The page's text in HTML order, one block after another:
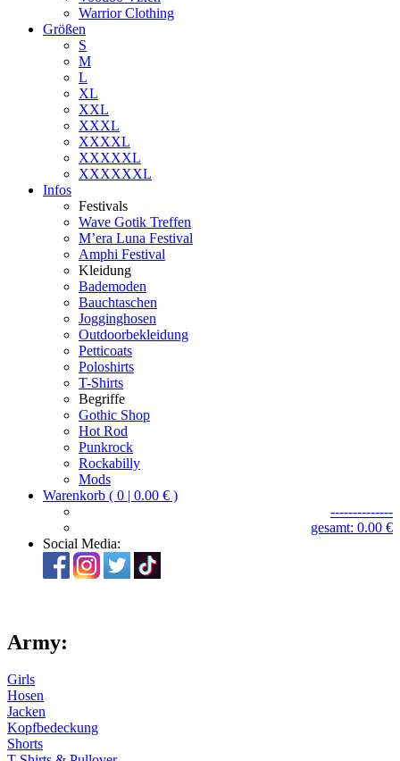
Warrior Clothing
Größen
S
M
L
XL
XXL
XXXL
XXXXL
XXXXXL
XXXXXXL
Infos
Festivals
Wave Gotik Treffen
M’era Luna Festival
Amphi Festival
Kleidung
Bademoden
Bauchtaschen
Jogginghosen
Outdoorbekleidung
Petticoats
Poloshirts
T-Shirts
Begriffe
Gothic Shop
Hot Rod
Punkrock
Rockabilly
Mods
Warenkorb ( 0 | 0.00 € )
--------------
gesamt: 0.00 €
Social Media:
Army:
Girls
Hosen
Jacken
Kopfbedeckung
Shorts